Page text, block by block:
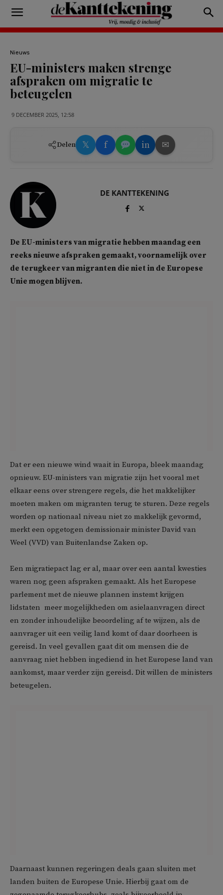
Nieuws
EU-ministers maken strenge
afspraken om migratie te
beteugelen
9 DECEMBER 2025, 12:58
Delen 𝕏 f in ✉
DE KANTTEKENING
De EU-ministers van migratie hebben maandag een
reeks nieuwe afspraken gemaakt, voornamelijk over
de terugkeer van migranten die niet in de Europese
Unie mogen blijven.
Dat er een nieuwe wind waait in Europa, bleek maandag
opnieuw. EU-ministers van migratie zijn het vooral met
elkaar eens over strengere regels, die het makkelijker
moeten maken om migranten terug te sturen. Deze regels
worden op nationaal niveau niet zo makkelijk gevormd,
merkt een opgetogen demissionair minister David van
Weel (VVD) van Buitenlandse Zaken op.
Een migratiepact lag er al, maar over een aantal kwesties
waren nog geen afspraken gemaakt. Als het Europese
parlement met de nieuwe plannen instemt krijgen
lidstaten meer mogelijkheden om asielaanvragen direct
en zonder inhoudelijke beoordeling af te wijzen, als de
aanvrager uit een veilig land komt of daar doorheen is
gereisd. In veel gevallen gaat dit om mensen die de
aanvraag niet hebben ingediend in het Europese land van
aankomst, maar verder zijn gereisd. Dit willen de ministers
beteugelen.
Daarnaast kunnen regeringen deals gaan sluiten met
landen buiten de Europese Unie. Hierbij gaat om de